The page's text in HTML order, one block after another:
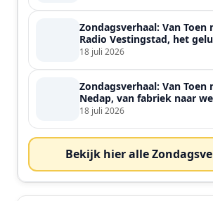
Zondagsverhaal: Van Toen
Radio Vestingstad, het
de streek
18 juli 2026
Zondagsverhaal: Van Toen
Nedap, van fabriek naar
18 juli 2026
Bekijk hier alle